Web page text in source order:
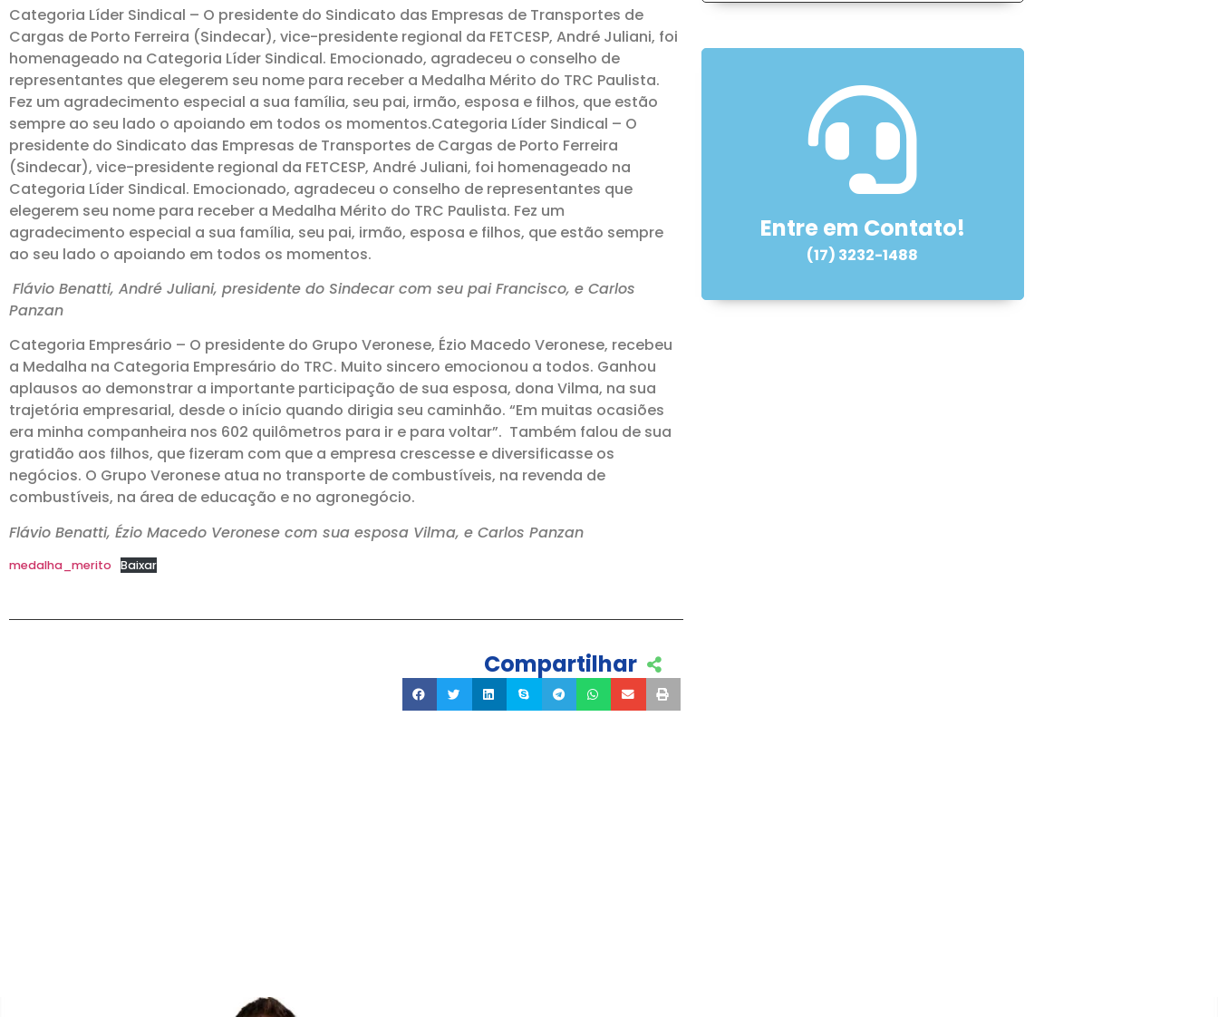
Categoria Líder Sindical – O presidente do Sindicato das Empresas de Transportes de
Cargas de Porto Ferreira (Sindecar), vice-presidente regional da FETCESP, André Juliani, foi
homenageado na Categoria Líder Sindical. Emocionado, agradeceu o conselho de
representantes que elegerem seu nome para receber a Medalha Mérito do TRC Paulista.
Fez um agradecimento especial a sua família, seu pai, irmão, esposa e filhos, que estão
sempre ao seu lado o apoiando em todos os momentos.Categoria Líder Sindical – O
presidente do Sindicato das Empresas de Transportes de Cargas de Porto Ferreira
(Sindecar), vice-presidente regional da FETCESP, André Juliani, foi homenageado na
Categoria Líder Sindical. Emocionado, agradeceu o conselho de representantes que
elegerem seu nome para receber a Medalha Mérito do TRC Paulista. Fez um
agradecimento especial a sua família, seu pai, irmão, esposa e filhos, que estão sempre
ao seu lado o apoiando em todos os momentos.
Flávio Benatti, André Juliani, presidente do Sindecar com seu pai Francisco, e Carlos
Panzan
Categoria Empresário – O presidente do Grupo Veronese, Ézio Macedo Veronese, recebeu
a Medalha na Categoria Empresário do TRC. Muito sincero emocionou a todos. Ganhou
aplausos ao demonstrar a importante participação de sua esposa, dona Vilma, na sua
trajetória empresarial, desde o início quando dirigia seu caminhão. “Em muitas ocasiões
era minha companheira nos 602 quilômetros para ir e para voltar”. Também falou de sua
gratidão aos filhos, que fizeram com que a empresa crescesse e diversificasse os
negócios. O Grupo Veronese atua no transporte de combustíveis, na revenda de
combustíveis, na área de educação e no agronegócio.
Flávio Benatti, Ézio Macedo Veronese com sua esposa Vilma, e Carlos Panzan
medalha_merito Baixar
Compartilhar
Entre em Contato!
(17) 3232-1488